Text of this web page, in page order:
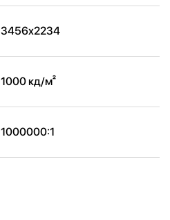
3456x2234
1000 кд/м²
1000000:1